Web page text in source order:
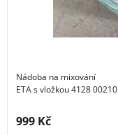
Nádoba na mixování
ETA s vložkou 4128 00210
Cena s DPH:
999 Kč